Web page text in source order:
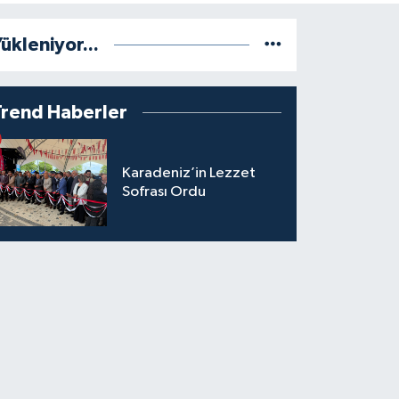
Haberler
Karadeniz’in Lezzet
Sofrası Ordu